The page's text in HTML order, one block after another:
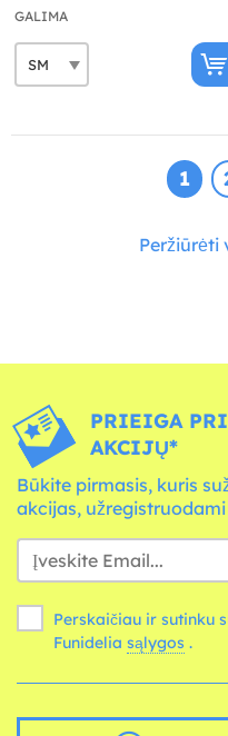
GALIMA
1
Peržiūrėti
PRIEIGA
AKCIJŲ*
Būkite pirmasis, kuris
akcijas,
Perskaičiau ir sutinku
Funidelia sąlygos .